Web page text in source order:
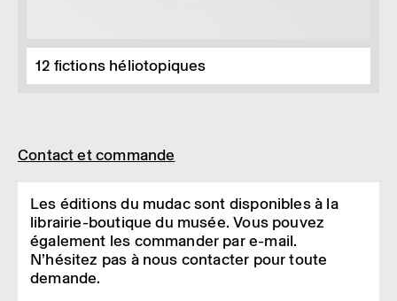
12 fictions héliotopiques
Contact et commande
Les éditions du mudac sont dispo­nibles à la
librai­rie-boutique du musée. Vous pouvez
égale­ment les comman­der par e-mail.
N’hé­si­tez pas à nous contac­ter pour toute
demande.